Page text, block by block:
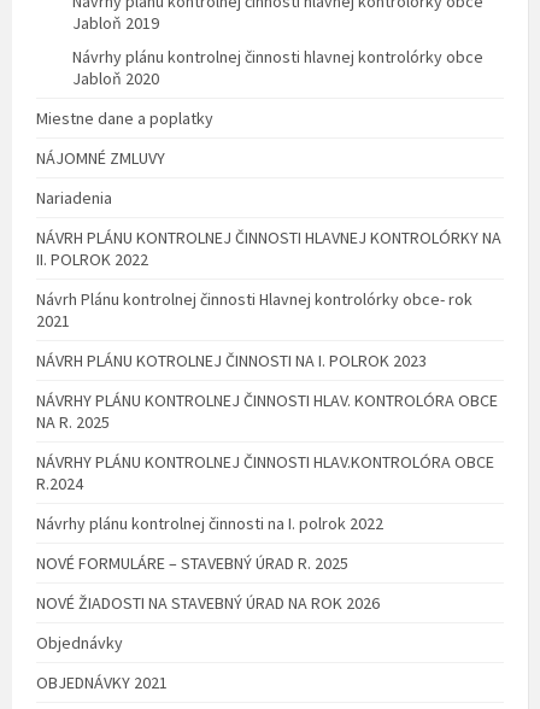
Jabloň 2019
Návrhy plánu kontrolnej činnosti hlavnej kontrolórky obce
Jabloň 2020
Miestne dane a poplatky
NÁJOMNÉ ZMLUVY
Nariadenia
NÁVRH PLÁNU KONTROLNEJ ČINNOSTI HLAVNEJ KONTROLÓRKY NA
II. POLROK 2022
Návrh Plánu kontrolnej činnosti Hlavnej kontrolórky obce- rok
2021
NÁVRH PLÁNU KOTROLNEJ ČINNOSTI NA I. POLROK 2023
NÁVRHY PLÁNU KONTROLNEJ ČINNOSTI HLAV. KONTROLÓRA OBCE
NA R. 2025
NÁVRHY PLÁNU KONTROLNEJ ČINNOSTI HLAV.KONTROLÓRA OBCE
R.2024
Návrhy plánu kontrolnej činnosti na I. polrok 2022
NOVÉ FORMULÁRE – STAVEBNÝ ÚRAD R. 2025
NOVÉ ŽIADOSTI NA STAVEBNÝ ÚRAD NA ROK 2026
Objednávky
OBJEDNÁVKY 2021